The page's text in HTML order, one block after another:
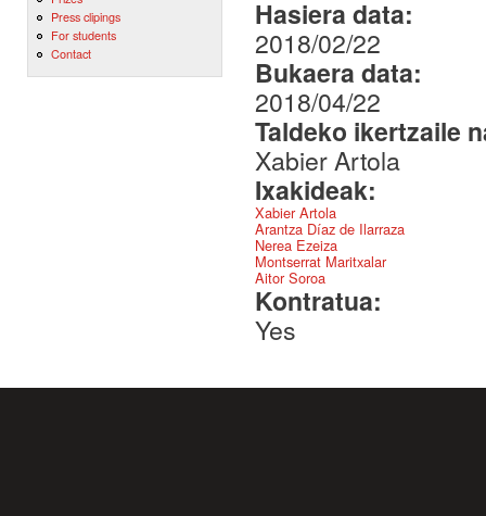
Press clipings
For students
Contact
Hasiera data:
2018/02/22
Bukaera data:
2018/04/22
Taldeko ikertzaile
Xabier Artola
Ixakideak:
Xabier Artola
Arantza Díaz de Ilarraza
Nerea Ezeiza
Montserrat Maritxalar
Aitor Soroa
Kontratua:
Yes